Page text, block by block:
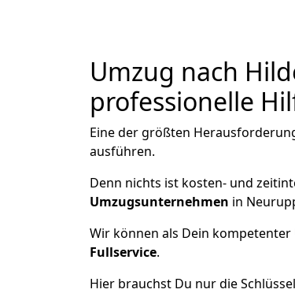
Umzug nach
professionelle
Eine der größten
ausführen.
Denn nichts ist kosten- und
Umzugsunternehmen in
Wir können als Dein
Fullservice.
Hier brauchst Du nur die